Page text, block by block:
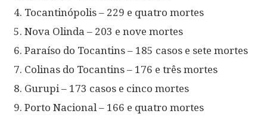
Tocantinópolis – 229 e quatro mortes
Nova Olinda – 203 e nove mortes
Paraíso do Tocantins – 185 casos e sete mortes
Colinas do Tocantins – 176 e três mortes
Gurupi – 173 casos e cinco mortes
Porto Nacional – 166 e quatro mortes